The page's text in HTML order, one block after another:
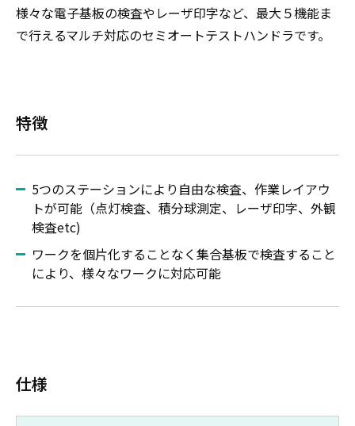
様々な電子基板の検査やレーザ印字など、最大５機能ま
で行えるマルチ対応のセミオートテストハンドラです。
特徴
5つのステーションにより自由な検査、作業レイアウ
トが可能（点灯検査、積分球測定、レーザ印字、外観
検査etc)
ワークを個片化することなく集合基板で検査すること
により、様々なワークに対応可能
仕様